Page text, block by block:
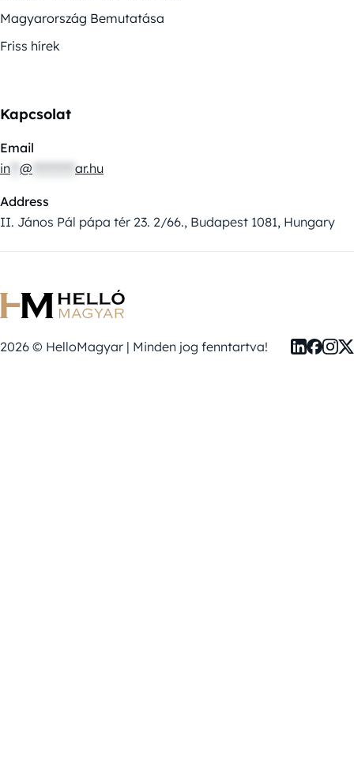
Magyarország Bemutatása
Friss hírek
Kapcsolat
Email
in @ ar.hu
Address
II. János Pál pápa tér 23. 2/66., Budapest 1081, Hungary
2026 © HelloMagyar | Minden jog fenntartva!